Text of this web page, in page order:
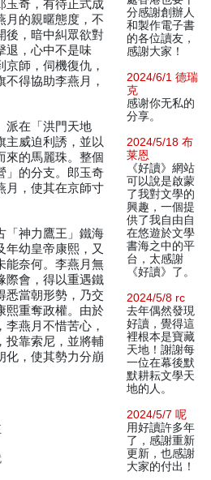
玉奇，有待正式成
月的親暱態度，不
後，暗中糾眾欲對
退，心中不是味
師，伺機復仇，
得協助李燕月，
派在「洪門天地
主威迫利誘，並以
來的馬麗珠。整個
」的分支。郎玉奇
月，使其在京師寸
「神力鷹王」鐵海
年幼皇帝康熙，又
能奈何。李燕月無
際會，得以重遇鐵
悉當朝形勢，乃交
熙重奪政權。由於
燕月不惜苦心，
投靠索尼，並將輔
化，使其勢力分崩
分感謝創辦人
和製作電子書
的各位讀友，
感謝大家！
2024/6/1 德瑞
克
感谢你无私的
分享。
2024/5/18 布
莱恩
《好讀》網站
可以說是啟蒙
了我對文學的
興趣，一個提
供了我自由自
在悠遊於文學
書海之中的平
台，太感謝
《好讀》了。
2024/5/8 rc
去年偶然發現
好讀，覺得這
裡根本是寶藏
天地！謝謝每
一位在幕後默
默耕耘文學天
地的人。
2024/5/7 呢
用好讀許多年
了，感謝重新
更新，也感謝
大家的付出！